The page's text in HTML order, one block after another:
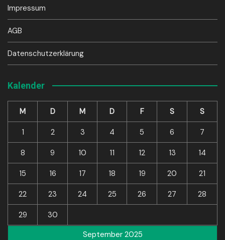
Impressum
AGB
Datenschutzerklärung
Kalender
September 2025
M D M D F S S
1 2 3 4 5 6 7
8 9 10 11 12 13 14
15 16 17 18 19 20 21
22 23 24 25 26 27 28
29 30